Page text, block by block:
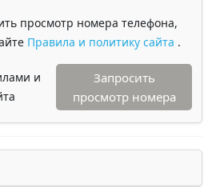
просмотр номера телефона,
Правила и политику сайта .
и
Запросить
просмотр номера